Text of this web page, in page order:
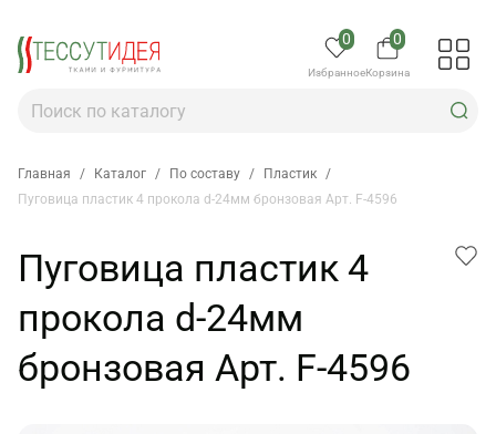
0
Избранное
0
Корзина
Главная / Каталог / По составу / Пластик /
Пуговица пластик 4 прокола d-24мм бронзовая Арт. F-4596
Пуговица пластик 4
прокола d-24мм
бронзовая Арт. F-4596